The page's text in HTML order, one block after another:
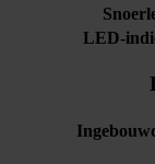
LED-